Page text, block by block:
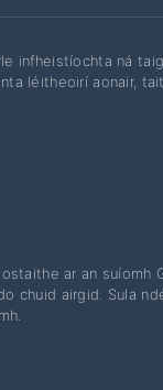
infheistíochta ná
léitheoirí aonair,
ar an
chuid airgid. Sula